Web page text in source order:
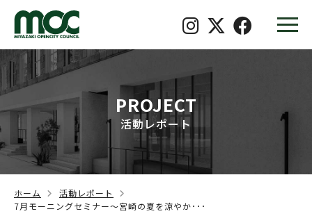
PROJECT
活動レポート
ホーム
活動レポート
7月モーニングセミナー～宮崎の夏を涼やか･･･